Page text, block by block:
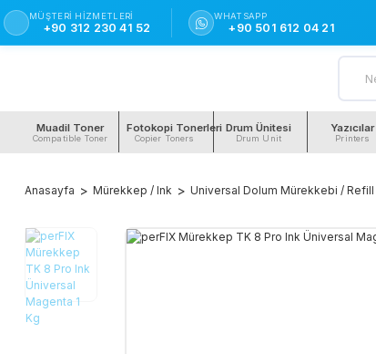
MÜŞTERI HIZMETLERI
+90 312 230 41 52
WHATSAPP
+90 501 612 04 21
Muadil Toner
Compatible Toner
Fotokopi Tonerleri
Copier Toners
Drum Ünitesi
Drum Unit
Yazıcılar
Printers
Anasayfa Mürekkep / Ink Universal Dolum Mürekkebi / Refill